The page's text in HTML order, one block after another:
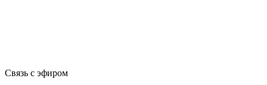
Связь с эфиром